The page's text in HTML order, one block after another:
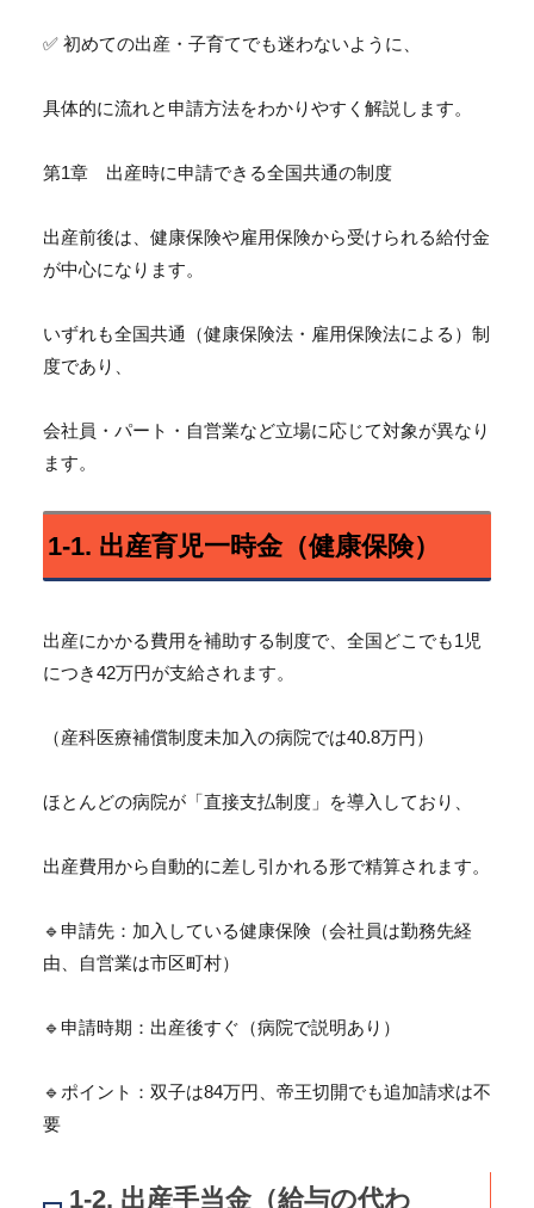
✅ 初めての出産・子育てでも迷わないように、
具体的に流れと申請方法をわかりやすく解説します。
第1章 出産時に申請できる全国共通の制度
出産前後は、 健康保険や雇用保険から受けられる給付金
が中心になります。
いずれも全国共通（健康保険法・雇用保険法による）制
度であり、
会社員・パート・自営業など立場に応じて対象が異なり
ます。
1-1. 出産育児一時金（健康保険）
出産にかかる費用を補助する制度で、 全国どこでも1児
につき42万円が支給されます。
（産科医療補償制度未加入の病院では40.8万円）
ほとんどの病院が「直接支払制度」を導入しており、
出産費用から自動的に差し引かれる形で精算されます。
🔹申請先：加入している健康保険（会社員は勤務先経
由、
自営業は市区町村）
🔹申請時期：出産後すぐ（病院で説明あり）
🔹ポイント：双子は84万円、帝王切開でも追加請求は不
要
1-2. 出産手当金（給与の代わ